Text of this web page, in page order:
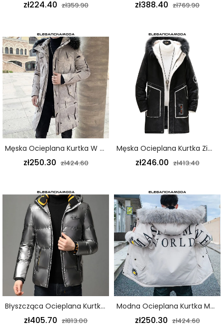
zł224.40 zł359.90 zł388.40 zł769.90
Męska Ocieplana Kurtka W Stylu Retro Z Modnym Długim Futrzanym Kołnierzem W Rozmiarze Plus Size Khaki
zł250.30 zł424.60
Męska Ocieplana Kurtka Zimowa Z Futrzanym Kołnierzem Gruba Długa Retro Czarna
zł246.00 zł413.40
Błyszcząca Ocieplana Kurtka Męska W Czystym Kolorze Młodzieżowa Popularna Srebrna
zł405.70 zł813.00
Modna Ocieplana Kurtka Męska Z Kapturem Z Futrzanym Kołnierzem Beżowa
zł250.30 zł424.60